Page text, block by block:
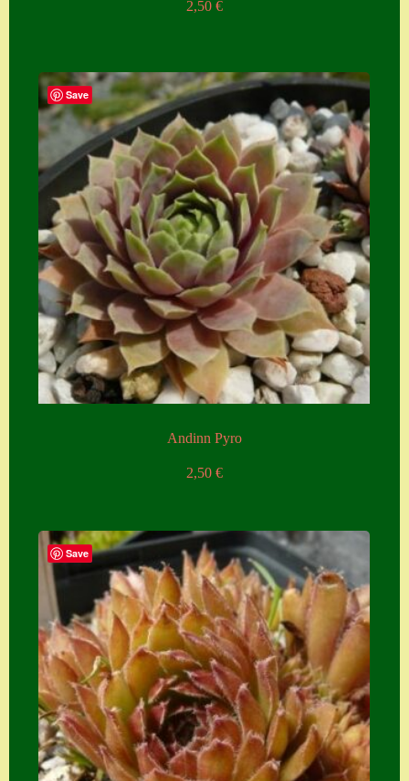
2,50 €
Save
Andinn Pyro
2,50 €
Save